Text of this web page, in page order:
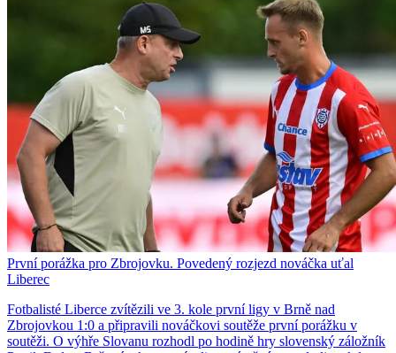
První porážka pro Zbrojovku. Povedený rozjezd nováčka uťal
Liberec
Fotbalisté Liberce zvítězili ve 3. kole první ligy v Brně nad
Zbrojovkou 1:0 a připravili nováčkovi soutěže první porážku v
soutěži. O výhře Slovanu rozhodl po hodině hry slovenský záložník